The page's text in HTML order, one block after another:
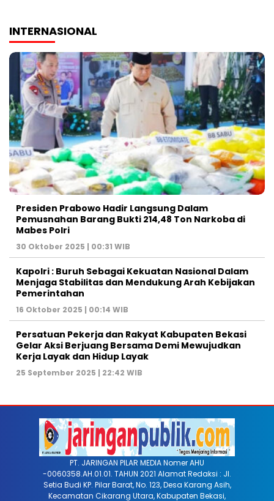
INTERNASIONAL
Presiden Prabowo Hadir Langsung Dalam
Pemusnahan Barang Bukti 214,48 Ton Narkoba di
Mabes Polri
30 Oktober 2025 | 00:31 WIB
Kapolri : Buruh Sebagai Kekuatan Nasional Dalam
Menjaga Stabilitas dan Mendukung Arah Kebijakan
Pemerintahan
16 Oktober 2025 | 00:14 WIB
Persatuan Pekerja dan Rakyat Kabupaten Bekasi
Gelar Aksi Berjuang Bersama Demi Mewujudkan
Kerja Layak dan Hidup Layak
25 September 2025 | 22:42 WIB
PT. JARINGAN PILAR MEDIA Nomer AHU
-0060358.AH.01.01. TAHUN 2021 Alamat Redaksi : Jl.
Setia Budi KP. Pilar Barat, No. 123, Desa Karang Asih,
Kecamatan Cikarang Utara, Kabupaten Bekasi,